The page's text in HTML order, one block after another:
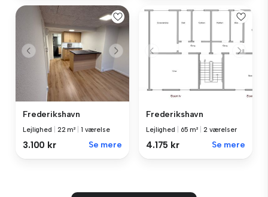
Frederikshavn
Lejlighed 22 m² 1 værelse
3.100 kr Se mere
Frederikshavn
Lejlighed 65 m² 2 værelser
4.175 kr Se mere